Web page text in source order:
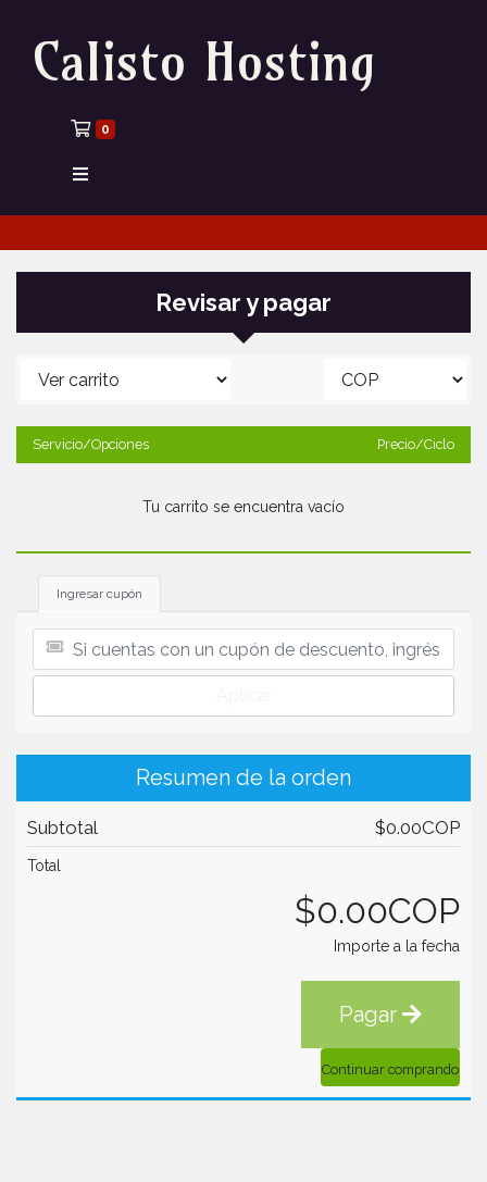
Calisto Hosting
0 Carrito de compras
Revisar y pagar
Servicio/Opciones Precio/Ciclo
Tu carrito se encuentra vacío
Ingresar cupón
Resumen de la orden
Subtotal $0.00COP
Total
$0.00COP
Importe a la fecha
Pagar
Continuar comprando